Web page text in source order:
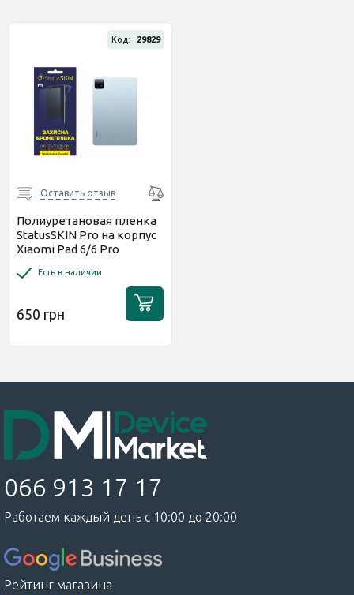
Код: 29829
Оставить отзыв
Полиуретановая пленка
StatusSKIN Pro на корпус
Xiaomi Pad 6/6 Pro
Есть в наличии
650 грн
066 913 17 17
Работаем каждый день с 10:00 до 20:00
Рейтинг магазина